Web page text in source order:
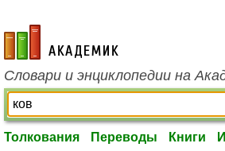
academic.ru
Словари и энциклопедии на
Толкования Переводы Книги